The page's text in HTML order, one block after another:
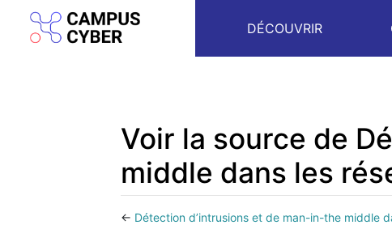
DÉCOUVRIR
Voir la source de
middle dans les
← Détection d’intrusions et de man-in-the middle